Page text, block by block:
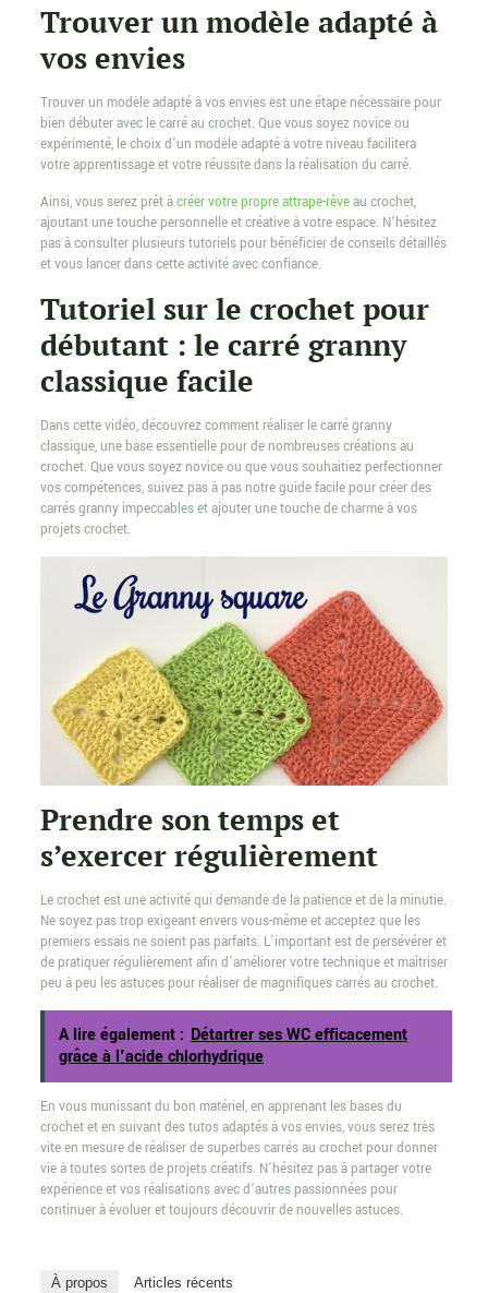
Trouver un modèle adapté à
vos envies
Trouver un modèle adapté à vos envies est une étape nécessaire pour
bien débuter avec le carré au crochet. Que vous soyez novice ou
expérimenté, le choix d’un modèle adapté à votre niveau facilitera
votre apprentissage et votre réussite dans la réalisation du carré.
Ainsi, vous serez prêt àcréer votre propre attrape-rêveau crochet,
ajoutant une touche personnelle et créative à votre espace. N’hésitez
pas à consulter plusieurs tutoriels pour bénéficier de conseils détaillés
et vous lancer dans cette activité avec confiance.
Tutoriel sur le crochet pour
débutant : le carré granny
classique facile
Dans cette vidéo, découvrez comment réaliser le carré granny
classique, une base essentielle pour de nombreuses créations au
crochet. Que vous soyez novice ou que vous souhaitiez perfectionner
vos compétences, suivez pas à pas notre guide facile pour créer des
carrés granny impeccables et ajouter une touche de charme à vos
projets crochet.
Prendre son temps et
s’exercer régulièrement
Le crochet est une activité qui demande de la patience et de la minutie.
Ne soyez pas trop exigeant envers vous-même et acceptez que les
premiers essais ne soient pas parfaits. L’important est de persévérer et
de pratiquer régulièrement afin d’améliorer votre technique et maîtriser
peu à peu les astuces pour réaliser de magnifiques carrés au crochet.
A lire également : Détartrer ses WC efficacement
grâce à l'acide chlorhydrique
En vous munissant du bon matériel, en apprenant les bases du
crochet et en suivant des tutos adaptés à vos envies, vous serez très
vite en mesure de réaliser de superbes carrés au crochet pour donner
vie à toutes sortes de projets créatifs. N’hésitez pas à partager votre
expérience et vos réalisations avec d’autres passionnées pour
continuer à évoluer et toujours découvrir de nouvelles astuces.
À propos Articles récents